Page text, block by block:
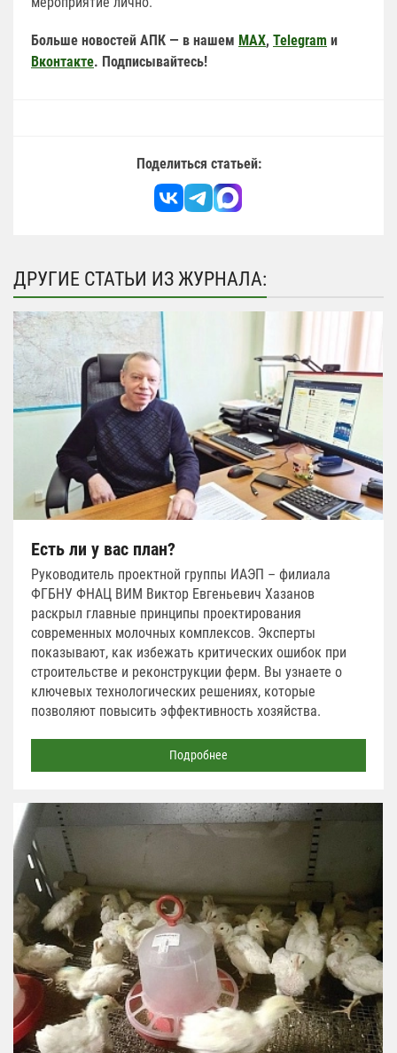
Больше новостей АПК — в нашем MAX, Telegram и
Вконтакте. Подписывайтесь!
Поделиться статьей:
ДРУГИЕ СТАТЬИ ИЗ ЖУРНАЛА:
Есть ли у вас план?
Руководитель проектной группы ИАЭП – филиала
ФГБНУ ФНАЦ ВИМ Виктор Евгеньевич Хазанов
раскрыл главные принципы проектирования
современных молочных комплексов. Эксперты
показывают, как избежать критических ошибок при
строительстве и реконструкции ферм. Вы узнаете о
ключевых технологических решениях, которые
позволяют повысить эффективность хозяйства.
Подробнее